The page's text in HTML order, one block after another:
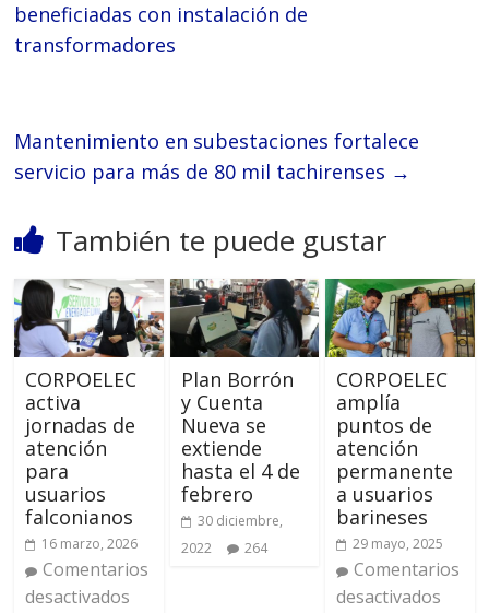
beneficiadas con instalación de
transformadores
Mantenimiento en subestaciones fortalece
servicio para más de 80 mil tachirenses →
También te puede gustar
CORPOELEC
activa
jornadas de
atención
para
usuarios
falconianos
16 marzo, 2026
Comentarios
desactivados
Plan Borrón
y Cuenta
Nueva se
extiende
hasta el 4 de
febrero
30 diciembre,
2022
264
CORPOELEC
amplía
puntos de
atención
permanente
a usuarios
barineses
29 mayo, 2025
Comentarios
desactivados